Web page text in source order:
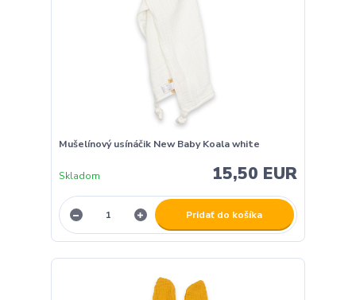
Mušelínový usínáčik New Baby Koala white
15,50 EUR
Skladom
Pridať do košíka